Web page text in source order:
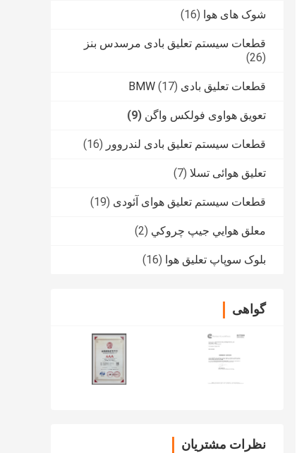
شوک های هوا (16)
قطعات سیستم تعلیق بادی مرسدس بنز
(26)
قطعات تعلیق بادی BMW (17)
تعویق هواوی فولکس واگن (9)
قطعات سیستم تعلیق بادی لندروور (16)
تعلیق هوائی تسلا (7)
قطعات سیستم تعلیق هوای آئودی (19)
معلق هوايي جيپ چروکي (2)
بلوک سوپاپ تعلیق هوا (16)
گواهی
نظرات مشتریان